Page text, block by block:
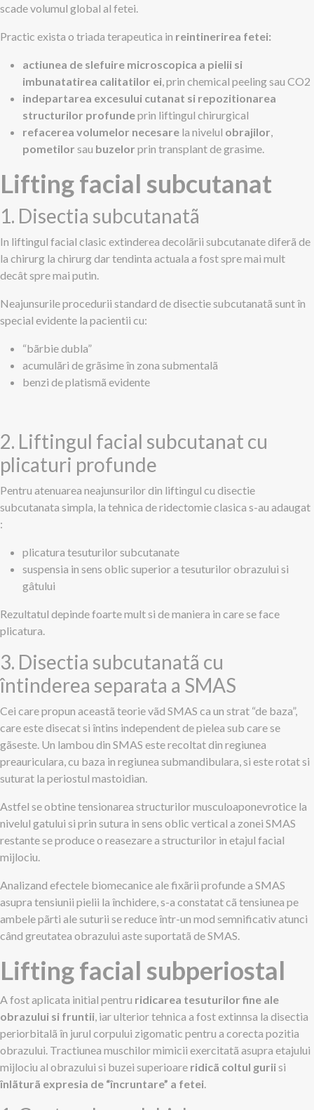
scade volumul global al fetei.
Practic exista o triada terapeutica in reintinerirea fetei:
actiunea de slefuire microscopica a pielii si
imbunatatirea calitatilor ei, prin chemical peeling sau CO2
indepartarea excesului cutanat si repozitionarea
structurilor profundeprin liftingul chirurgical
refacerea volumelor necesare la nivelul obrajilor,
pometilor sau buzelor prin transplant de grasime.
Lifting facial subcutanat
1. Disectia subcutanatã
In liftingul facial clasic extinderea decolãrii subcutanate diferã de
la chirurg la chirurg dar tendinta actuala a fost spre mai mult
decât spre mai putin.
Neajunsurile procedurii standard de disectie subcutanatã sunt în
special evidente la pacientii cu:
“bãrbie dubla”
acumulãri de grãsime în zona submentalã
benzi de platismã evidente
2. Liftingul facial subcutanat cu
plicaturi profunde
Pentru atenuarea neajunsurilor din liftingul cu disectie
subcutanata simpla, la tehnica de ridectomie clasica s-au adaugat
:
plicatura tesuturilor subcutanate
suspensia in sens oblic superior a tesuturilor obrazului si
gâtului
Rezultatul depinde foarte mult si de maniera in care se face
plicatura.
3. Disectia subcutanatã cu
întinderea separata a SMAS
Cei care propun aceastã teorie vãd SMAS ca un strat “de baza”,
care este disecat si întins independent de pielea sub care se
gãseste. Un lambou din SMAS este recoltat din regiunea
preauriculara, cu baza in regiunea submandibulara, si este rotat si
suturat la periostul mastoidian.
Astfel se obtine tensionarea structurilor musculoaponevrotice la
nivelul gatului si prin sutura in sens oblic vertical a zonei SMAS
restante se produce o reasezare a structurilor in etajul facial
mijlociu.
Analizand efectele biomecanice ale fixãrii profunde a SMAS
asupra tensiunii pielii la închidere, s-a constatat cã tensiunea pe
ambele pãrti ale suturii se reduce într-un mod semnificativ atunci
când greutatea obrazului aste suportatã de SMAS.
Lifting facial subperiostal
A fost aplicata initial pentru ridicarea tesuturilor fine ale
obrazului si fruntii, iar ulterior tehnica a fost extinnsa la disectia
periorbitalã în jurul corpului zigomatic pentru a corecta pozitia
obrazului. Tractiunea muschilor mimicii exercitatã asupra etajului
mijlociu al obrazului si buzei superioare ridicã coltul guriisi
înlãturã expresia de “încruntare” a fetei.